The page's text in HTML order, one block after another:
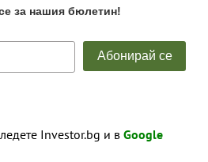
Investor.bg и в Google